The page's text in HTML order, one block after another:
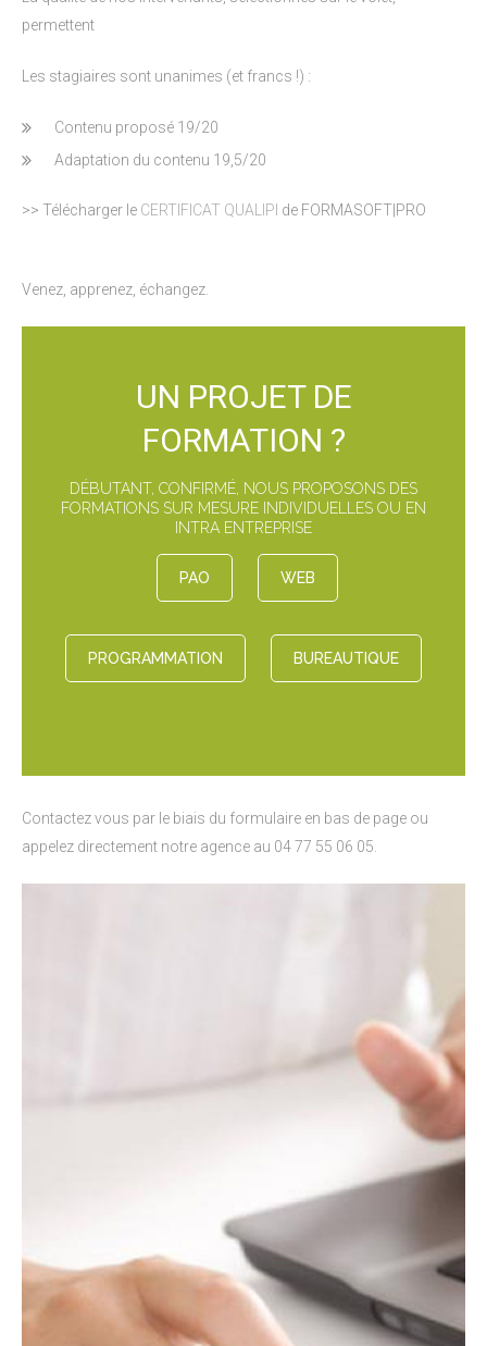
permettent
Les stagiaires sont unanimes (et francs !) :
Contenu proposé 19/20
Adaptation du contenu 19,5/20
>> Télécharger le CERTIFICAT QUALIPI de FORMASOFT|PRO
Venez, apprenez, échangez.
UN PROJET DE
FORMATION ?
DÉBUTANT, CONFIRMÉ, NOUS PROPOSONS DES
FORMATIONS SUR MESURE INDIVIDUELLES OU EN
INTRA ENTREPRISE
PAO WEB
PROGRAMMATION BUREAUTIQUE
Contactez vous par le biais du formulaire en bas de page ou
appelez directement notre agence au 04 77 55 06 05.